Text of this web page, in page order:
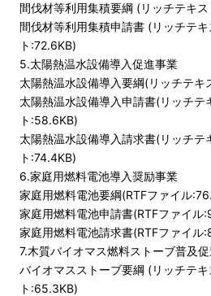
間伐材等利用集積要綱 (リッチテキ
間伐材等利用集積申請書 (リッチテ
ト:72.6KB)
5.太陽熱温水設備導入促進事業
太陽熱温水設備導入要綱(リッチテ
太陽熱温水設備導入申請書(リッチテ
ト:58.6KB)
太陽熱温水設備導入請求書(リッチテ
ト:74.4KB)
6.家庭用燃料電池導入奨励事業
家庭用燃料電池要綱(RTFファイル
家庭用燃料電池申請書(RTFファイル
家庭用燃料電池請求書(RTFファイル
7.木質バイオマス燃料ストーブ普及
バイオマスストーブ要綱 (リッチテ
ト:65.3KB)